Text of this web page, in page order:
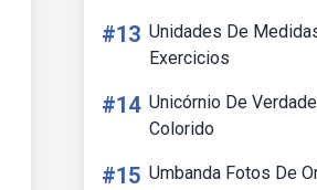
#13 Unidades De
Exercicios
#14 Unicórnio De Verdade
Colorido
#15 Umbanda Fotos De